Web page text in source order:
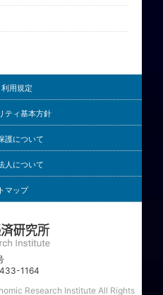
用規定
ティ基本方針
護について
人について
マップ
1164
Research Institute All Rights